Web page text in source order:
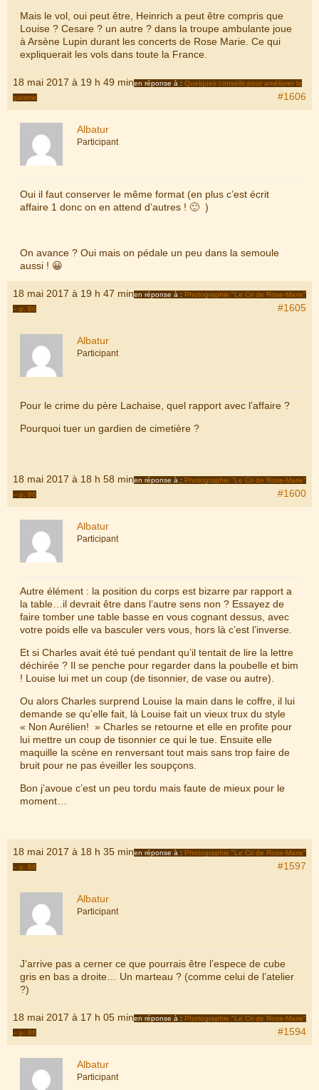
Mais le vol, oui peut être, Heinrich a peut être compris que
Louise ? Cesare ? un autre ? dans la troupe ambulante joue
à Arsène Lupin durant les concerts de Rose Marie. Ce qui
expliquerait les vols dans toute la France.
18 mai 2017 à 19 h 49 minen réponse à : Quelques conseils pour améliorer la
gamme
#1606
Albatur
Participant
Oui il faut conserver le même format (en plus c’est écrit
affaire 1 donc on en attend d’autres ! 🙂 )
On avance ? Oui mais on pédale un peu dans la semoule
aussi ! 😀
18 mai 2017 à 19 h 47 minen réponse à : Photographie "Le Cri de Rose-Marie"
– p. 86
#1605
Albatur
Participant
Pour le crime du père Lachaise, quel rapport avec l’affaire ?
Pourquoi tuer un gardien de cimetière ?
18 mai 2017 à 18 h 58 minen réponse à : Photographie "Le Cri de Rose-Marie"
– p. 86
#1600
Albatur
Participant
Autre élément : la position du corps est bizarre par rapport a
la table…il devrait être dans l’autre sens non ? Essayez de
faire tomber une table basse en vous cognant dessus, avec
votre poids elle va basculer vers vous, hors là c’est l’inverse.
Et si Charles avait été tué pendant qu’il tentait de lire la lettre
déchirée ? Il se penche pour regarder dans la poubelle et bim
! Louise lui met un coup (de tisonnier, de vase ou autre).
Ou alors Charles surprend Louise la main dans le coffre, il lui
demande se qu’elle fait, là Louise fait un vieux trux du style
« Non Aurélien! » Charles se retourne et elle en profite pour
lui mettre un coup de tisonnier ce qui le tue. Ensuite elle
maquille la scène en renversant tout mais sans trop faire de
bruit pour ne pas éveiller les soupçons.
Bon j’avoue c’est un peu tordu mais faute de mieux pour le
moment…
18 mai 2017 à 18 h 35 minen réponse à : Photographie "Le Cri de Rose-Marie"
– p. 86
#1597
Albatur
Participant
J’arrive pas a cerner ce que pourrais être l’espece de cube
gris en bas a droite… Un marteau ? (comme celui de l’atelier
?)
18 mai 2017 à 17 h 05 minen réponse à : Photographie "Le Cri de Rose-Marie"
– p. 86
#1594
Albatur
Participant